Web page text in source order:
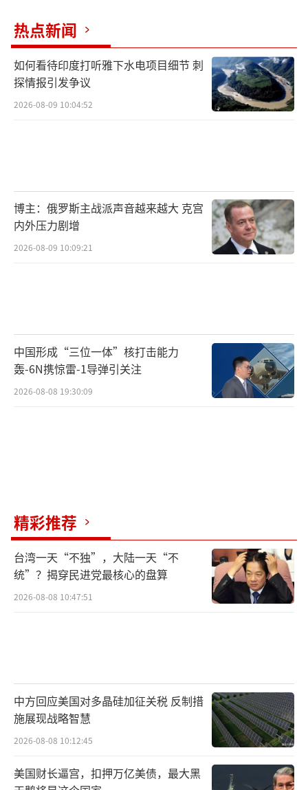
热点新闻
如何看待印度打听雅下水电项目细节 刺
探情报引发争议
2026-08-09 10:04:52
博主：俄罗斯主战派声音越来越大 克宫
内外压力剧增
2026-08-09 10:09:21
中国形成“三位一体”核打击能力
轰-6N携惊雷-1导弹引关注
2026-08-08 19:30:09
精彩推荐
台湾一天“不独”，大陆一天“不
统”？揭穿民进党最核心的盘算
2026-08-08 10:47:51
中方回应美国对多晶硅加征关税 反制措
施展现战略智慧
2026-08-08 10:12:45
美国财长逼宫，扣押万亿美债，最大黑